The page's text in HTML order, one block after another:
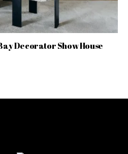
Decorator Show House